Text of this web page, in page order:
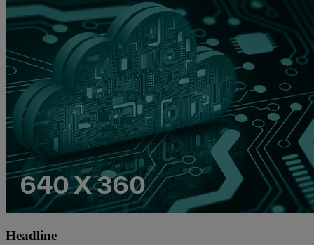
Headline